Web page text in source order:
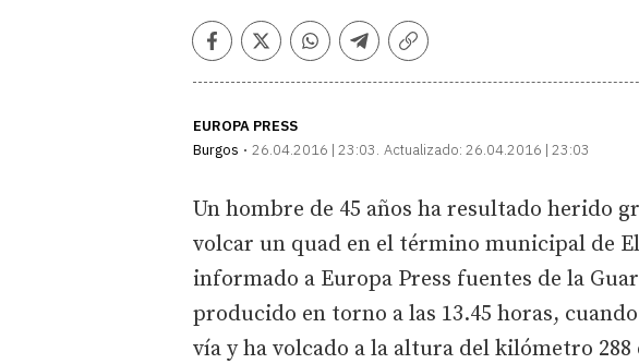
Facebook
TwitterWhatsapp
Telegram
Copiar
EUROPA PRESS
Burgos
26.04.2016 | 23:03 Actualizado: 26.04.2016 | 23:03
Un hombre de 45 años ha resultado herido
volcar un quad en el término municipal de
informado a Europa Press fuentes de la
producido en torno a las 13.45 horas,
vía y ha volcado a la altura del kilómetro